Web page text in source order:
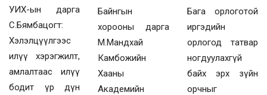
УИХ-ын дарга
С.Бямбацогт:
Хэлэлцүүлгээс
илүү хэрэгжилт,
амлалтаас илүү
бодит үр дүн
Байнгын
хорооны дарга
М.Мандхай
Камбожийн
Хааны
Академийн
Бага орлоготой
иргэдийн
орлогод татвар
ногдуулахгүй
байх эрх зүйн
орчныг